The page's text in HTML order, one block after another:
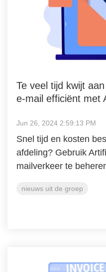
Te veel tijd kwijt
e-mail efficiënt met
Jun 26, 2024 2:59:13 PM
Snel tijd en kosten
afdeling? Gebruik
mailverkeer te
nieuws uit de groep